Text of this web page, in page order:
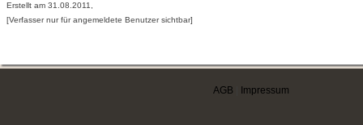
Erstellt am 31.08.2011,
[Verfasser nur für angemeldete Benutzer sichtbar]
AGB Impressum